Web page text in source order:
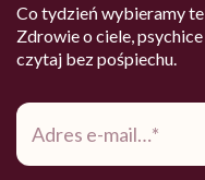
Co tydzień wybieramy
Zdrowie o ciele,
czytaj bez pośpiechu.
Adres
mail*